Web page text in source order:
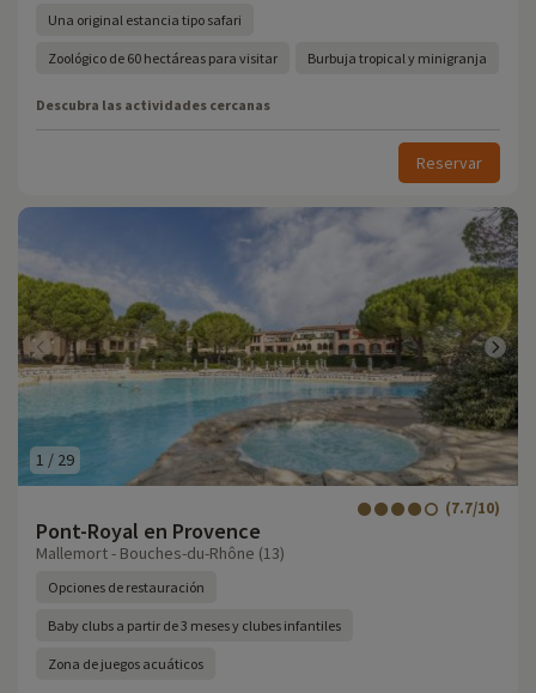
Una original estancia tipo safari
Zoológico de 60 hectáreas para visitar Burbuja tropical y minigranja
Descubra las actividades cercanas
Reservar
1 / 29
Pont-Royal en Provence
(7.7/10)
Mallemort - Bouches-du-Rhône (13)
Opciones de restauración
Baby clubs a partir de 3 meses y clubes infantiles
Zona de juegos acuáticos